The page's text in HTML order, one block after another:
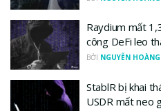
Raydium mất
công DeFi leo
BỞI NGUYỄN HOÀNG
StablR bị khai
USDR mất neo